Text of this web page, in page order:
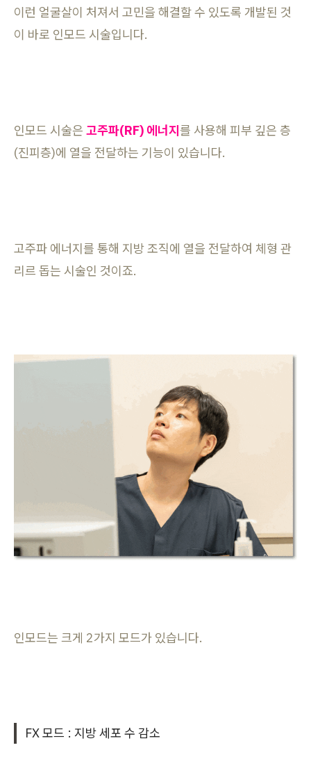
이런 얼굴살이 처져서 고민을 해결할 수 있도록 개발된 것
이 바로 인모드 시술입니다.
인모드 시술은 고주파(RF) 에너지를 사용해 피부 깊은 층
(진피층)에 열을 전달하는 기능이 있습니다.
고주파 에너지를 통해 지방 조직에 열을 전달하여 체형 관
리르 돕는 시술인 것이죠.
인모드는 크게 2가지 모드가 있습니다.
FX 모드 : 지방 세포 수 감소